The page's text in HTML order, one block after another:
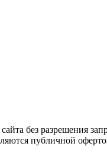
без разрешения
публичной